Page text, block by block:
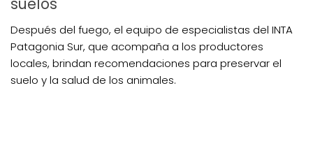
Después del fuego, el equipo de especialistas del INTA
Patagonia Sur, que acompaña a los productores
locales, brindan recomendaciones para preservar el
suelo y la salud de los animales.